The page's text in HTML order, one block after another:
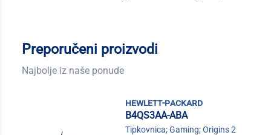
Preporučeni proizvodi
Najbolje iz naše ponude
hewlett-packard
B4QS3AA-ABA
Tipkovnica; Gaming; Origins 2